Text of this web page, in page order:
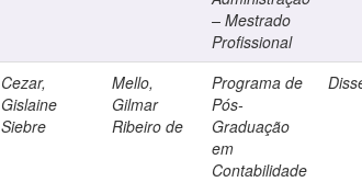
– Mestrado
Profissional
Cezar,
Gislaine
Siebre
Mello,
Gilmar
Ribeiro de
Programa de
Pós-
Graduação
em
Contabilidade